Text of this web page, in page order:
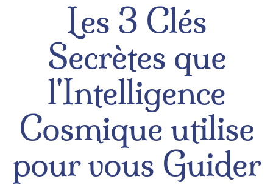
Les 3 Clés
Secrètes que
l'Intelligence
Cosmique utilise
pour vous Guider